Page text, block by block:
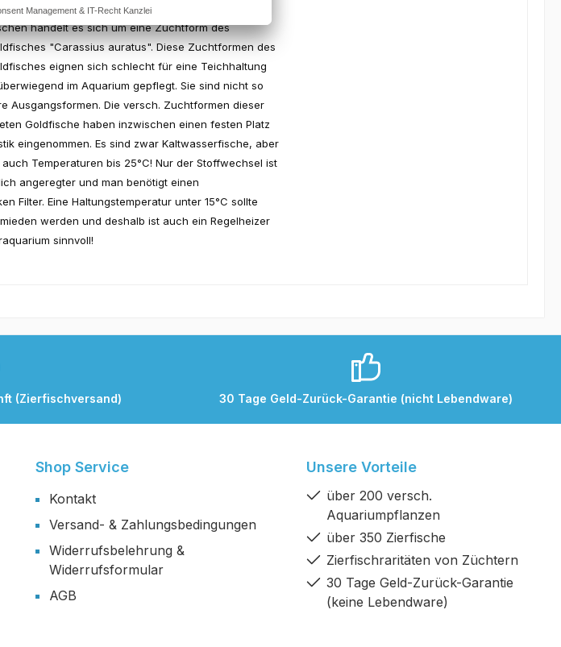
handelt es sich um eine Zuchtform des
"Carassius auratus". Diese Zuchtformen des
eignen sich schlecht für eine Teichhaltung
im Aquarium gepflegt. Sie sind nicht so
Ausgangsformen. Die versch. Zuchtformen dieser
Goldfische haben inzwischen einen festen Platz
eingenommen. Es sind zwar Kaltwasserfische, aber
Temperaturen bis 25°C! Nur der Stoffwechsel ist
angeregter und man benötigt einen
Filter. Eine Haltungstemperatur unter 15°C sollte
werden und deshalb ist auch ein Regelheizer
sinnvoll!
(Zierfischversand) 30 Tage Geld-Zurück-Garantie (nicht Lebendware)
Shop Service
Kontakt
Versand- & Zahlungsbedingungen
Widerrufsbelehrung &
Widerrufsformular
AGB
Unsere Vorteile
über 200 versch.
Aquariumpflanzen
über 350 Zierfische
Zierfischraritäten von Züchtern
30 Tage Geld-Zurück-Garantie
(keine Lebendware)